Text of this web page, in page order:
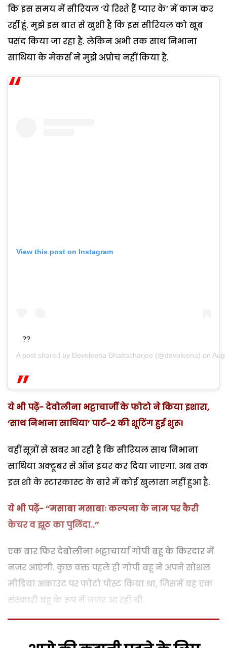
कि इस समय में सीरियल ‘ये रिश्ते हैं प्यार के’ में काम कर
रहीं हूं. मुझे इस बात से खुशी है कि इस सीरियल को खूब
पसंद किया जा रहा है. लेकिन अभी तक साथ निभाना
साथिया के मेकर्स ने मुझे अप्रोच नहीं किया है.
View this post on Instagram
??
A post shared by Devoleena Bhattacharjee (@devoleena) on
ये भी पढ़ें- देवोलीना भट्टाचार्जी के फोटो ने किया इशारा,
‘साथ निभाना साथिया’ पार्ट-2 की शूटिंग हुई शुरू!
वहीं सूत्रों से खबर आ रही है कि सीरियल साथ निभाना
साथिया अक्टूबर से ऑन इयर कर दिया जाएगा. अब तक
इस शो के स्टारकास्ट के बारे में कोई खुलासा नहीं हुआ है.
ये भी पढ़ें- ‘‘मसाबा मसाबाः कल्पना के नाम पर कैरी
केचर व झूठ का पुलिंदा..’’
एक बार फिर देबोलीना भट्टाचार्या गोपी बहू के किरदार में
नजर आएंगी. कुछ वक्त पहले ही गोपी बहू ने अपने सोशल
मीडिया अकाउंट पर फोटो पोस्ट किया था, जिसमें वह एक
संस्कारी बहू के रूप में नजर आ रही थी.